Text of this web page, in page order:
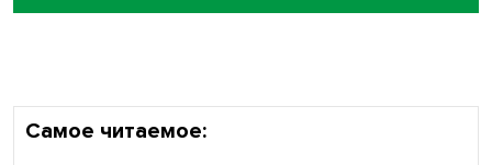
Самое читаемое: